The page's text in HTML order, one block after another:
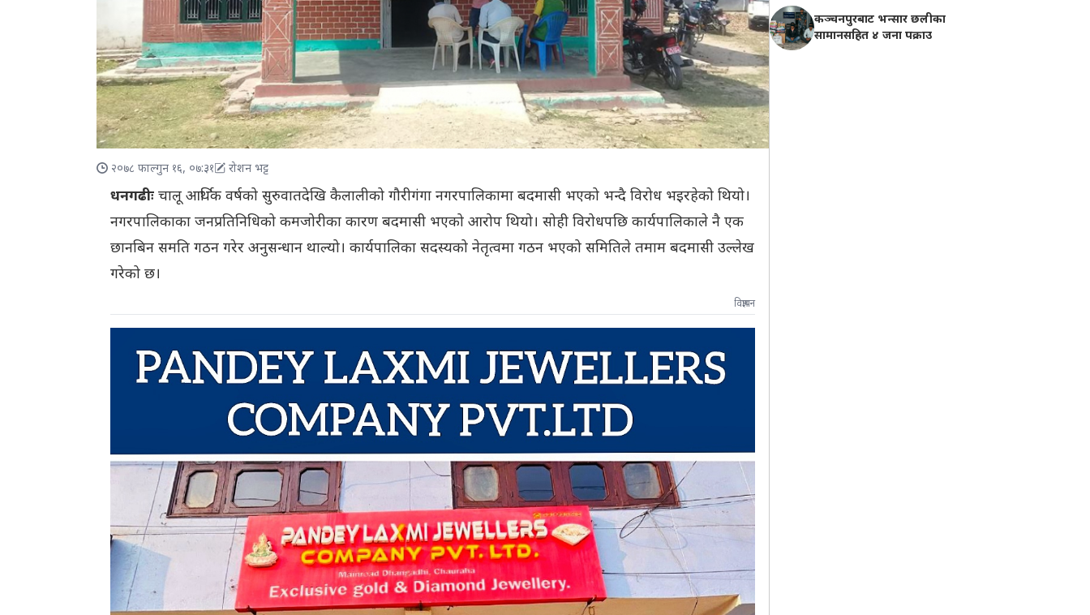
२०७८ फाल्गुन १६, ०७:३१ रोशन भट्ट
धनगढीः चालू आर्थिक वर्षको सुरुवातदेखि कैलालीको गौरीगंगा नगरपालिकामा बदमासी भएको भन्दै विरोध भइरहेको थियो।
नगरपालिकाका जनप्रतिनिधिको कमजोरीका कारण बदमासी भएको आरोप थियो। सोही विरोधपछि कार्यपालिकाले नै एक
छानबिन समति गठन गरेर अनुसन्धान थाल्यो। कार्यपालिका सदस्यको नेतृत्वमा गठन भएको समितिले तमाम बदमासी उल्लेख
गरेको छ।
विज्ञापन
कञ्चनपुरबाट भन्सार छलीका
सामानसहित ४ जना पक्राउ